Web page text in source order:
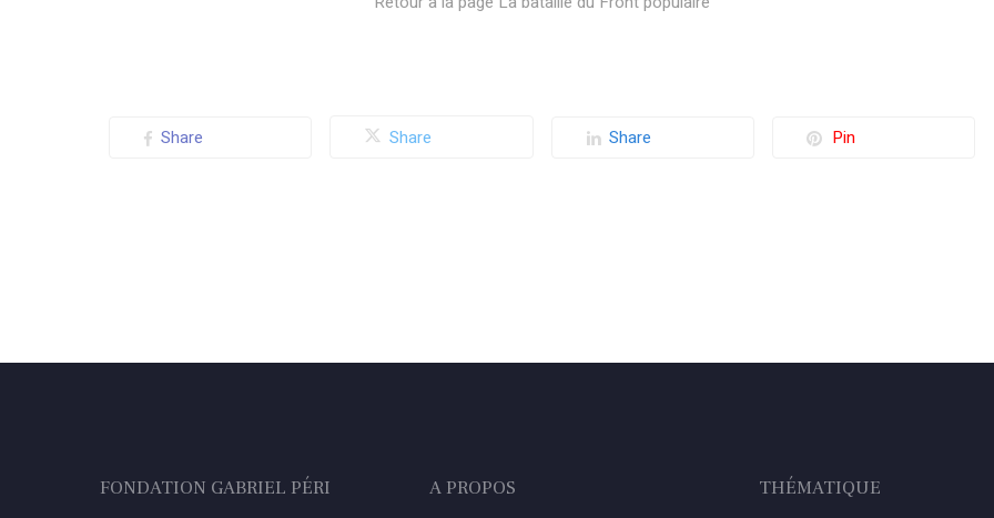
Share Share Share Pin
FONDATION GABRIEL PÉRI A PROPOS THÉMATIQUE